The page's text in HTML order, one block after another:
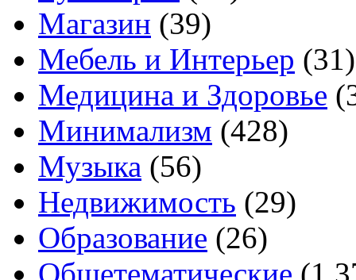
Магазин (39)
Мебель и Интерьер (31)
Медицина и Здоровье
Минимализм (428)
Музыка (56)
Недвижимость (29)
Образование (26)